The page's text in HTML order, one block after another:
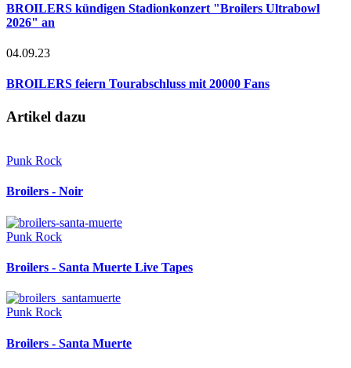
BROILERS kündigen Stadionkonzert "Broilers Ultrabowl
2026" an
04.09.23
BROILERS feiern Tourabschluss mit 20000 Fans
Artikel dazu
Punk Rock
Broilers - Noir
Punk Rock
Broilers - Santa Muerte Live Tapes
Punk Rock
Broilers - Santa Muerte